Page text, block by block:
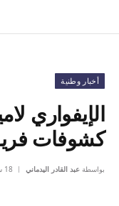
أخبار وطنية
الإيفواري
كشوفات
بواسطة عبد القادر اليدماني 18 سبتمبر، 2019